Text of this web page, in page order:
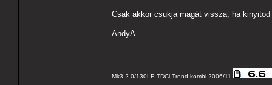
Csak akkor csukja magát vissza, ha
AndyA
Mk3 2.0/130LE TDCi Trend kombi 2006/11